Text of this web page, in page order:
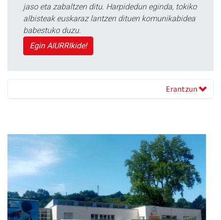
jaso eta zabaltzen ditu. Harpidedun eginda, tokiko
albisteak euskaraz lantzen dituen komunikabidea
babestuko duzu.
Egin AIURRIkide!
Erantzun